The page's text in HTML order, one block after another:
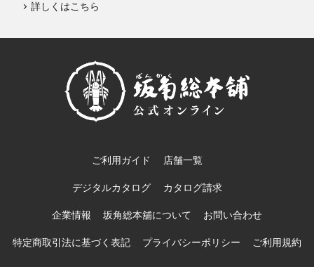
詳しくはこちら
ご利用ガイド 店舗一覧
デジタルカタログ カタログ請求
企業情報 坂角総本舖について お問い合わせ
特定商取引法に基づく表記 プライバシーポリシー ご利用規約